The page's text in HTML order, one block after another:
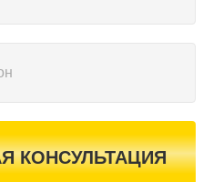
КОНСУЛЬТАЦИЯ